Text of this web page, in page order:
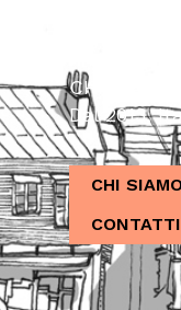
CHI SIAMO
Dal 2013,
CHI
CONTATTI